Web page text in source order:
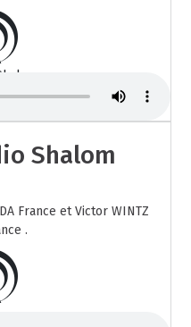
Shalom
France et Victor WINTZ
.